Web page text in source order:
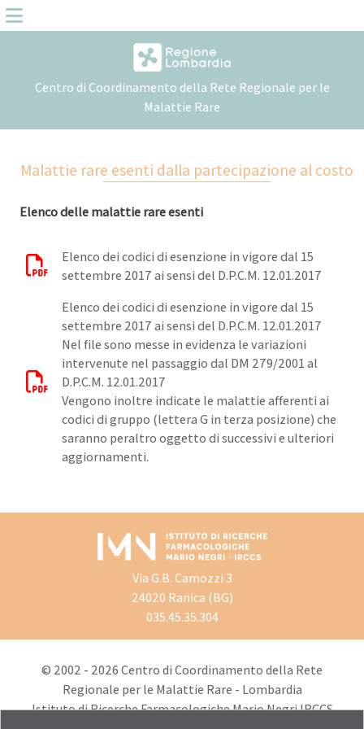
Centro di Coordinamento della Rete Regionale per le
Malattie Rare
Malattie rare esenti dalla partecipazione al costo
Elenco delle malattie rare esenti
Elenco dei codici di esenzione in vigore dal 15
settembre 2017 ai sensi del D.P.C.M. 12.01.2017
Elenco dei codici di esenzione in vigore dal 15
settembre 2017 ai sensi del D.P.C.M. 12.01.2017
Nel file sono messe in evidenza le variazioni
intervenute nel passaggio dal DM 279/2001 al
D.P.C.M. 12.01.2017
Vengono inoltre indicate le malattie afferenti ai
codici di gruppo (lettera G in terza posizione) che
saranno peraltro oggetto di successivi e ulteriori
aggiornamenti.
Via G.B. Camozzi 3
24020 Ranica (BG)
035.45.35.304
© 2002 - 2026 Centro di Coordinamento della Rete
Regionale per le Malattie Rare - Lombardia
Istituto di Ricerche Farmacologiche Mario Negri IRCCS